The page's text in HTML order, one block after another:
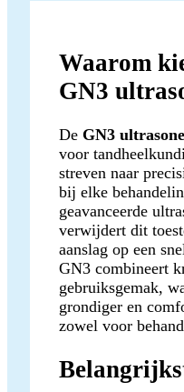
Waarom
GN3
De GN3
voor
streven naar
bij elke
geavanceerde
verwijdert dit
aanslag op een
GN3 combineert
gebruiksgemak,
grondiger en
zowel voor